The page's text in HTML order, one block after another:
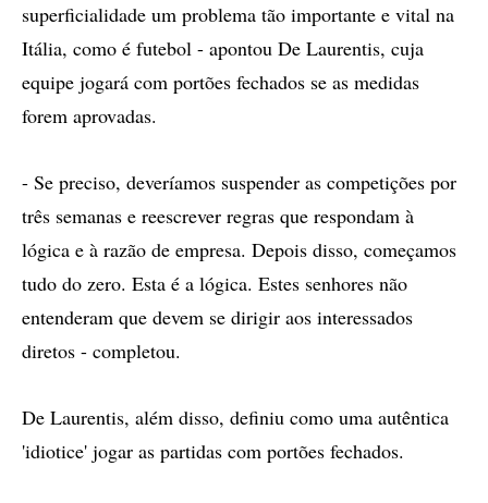
superficialidade um problema tão importante e vital na
Itália, como é futebol - apontou De Laurentis, cuja
equipe jogará com portões fechados se as medidas
forem aprovadas.
- Se preciso, deveríamos suspender as competições por
três semanas e reescrever regras que respondam à
lógica e à razão de empresa. Depois disso, começamos
tudo do zero. Esta é a lógica. Estes senhores não
entenderam que devem se dirigir aos interessados
diretos - completou.
De Laurentis, além disso, definiu como uma autêntica
'idiotice' jogar as partidas com portões fechados.